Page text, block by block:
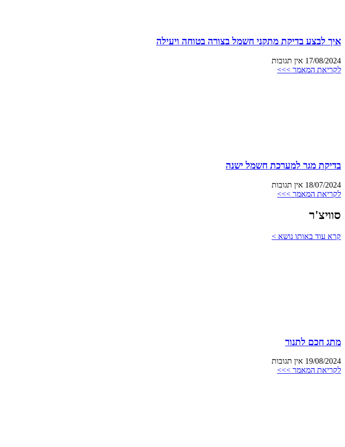
איך לבצע בדיקת מתקני חשמל בצורה בטוחה ויעילה
17/08/2024 אין תגובות
לקריאת המאמר >>>
בדיקת מגר למערכת חשמל ישנה
18/07/2024 אין תגובות
לקריאת המאמר >>>
סוויצ'ר
קרא עוד באותו נושא >
מתג חכם לתנור
19/08/2024 אין תגובות
לקריאת המאמר >>>